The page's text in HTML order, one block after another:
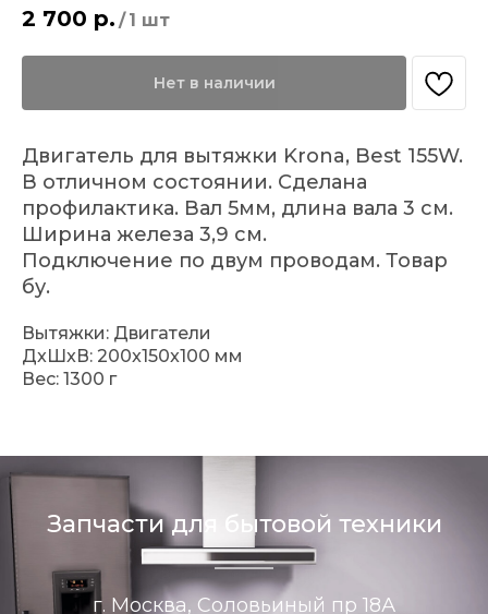
2 700 р. / 1 шт
Нет в наличии
Двигатель для вытяжки Krona, Best 155W.
В отличном состоянии. Сделана
профилактика. Вал 5мм, длина вала 3 см.
Ширина железа 3,9 см.
Подключение по двум проводам. Товар
бу.
Вытяжки: Двигатели
ДxШxВ: 200x150x100 мм
Вес: 1300 г
Запчасти для бытовой техники
г. Москва, Соловьиный пр 18А